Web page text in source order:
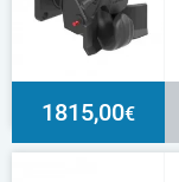
1815,00€